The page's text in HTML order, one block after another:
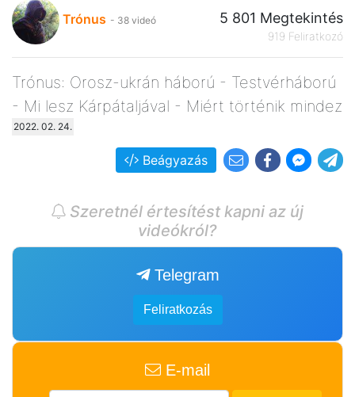
Trónus - 38 videó 5 801 Megtekintés
919 Feliratkozó
Trónus: Orosz-ukrán háború - Testvérháború
- Mi lesz Kárpátaljával - Miért történik mindez
2022. 02. 24.
Beágyazás
Szeretnél értesítést kapni az új
videókról?
Telegram
Feliratkozás
E-mail